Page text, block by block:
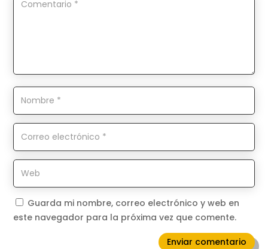
Guarda mi nombre, correo electrónico y web en
este navegador para la próxima vez que comente.
Enviar comentario